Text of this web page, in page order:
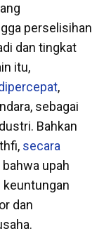
perselisihan
dan tingkat
itu,
,
sebagai
Bahkan
secara
upah
keuntungan
dan